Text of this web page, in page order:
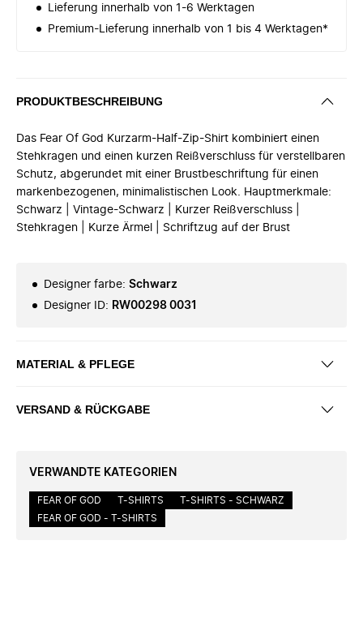
Lieferung innerhalb von 1-6 Werktagen
Premium-Lieferung innerhalb von 1 bis 4 Werktagen*
PRODUKTBESCHREIBUNG
Das Fear Of God Kurzarm-Half-Zip-Shirt kombiniert einen
Stehkragen und einen kurzen Reißverschluss für verstellbaren
Schutz, abgerundet mit einer Brustbeschriftung für einen
markenbezogenen, minimalistischen Look. Hauptmerkmale:
Schwarz | Vintage-Schwarz | Kurzer Reißverschluss |
Stehkragen | Kurze Ärmel | Schriftzug auf der Brust
Designer farbe: Schwarz
Designer ID: RW00298 0031
MATERIAL & PFLEGE
VERSAND & RÜCKGABE
VERWANDTE KATEGORIEN
FEAR OF GOD T-SHIRTS
T-SHIRTS - SCHWARZ
FEAR OF GOD - T-SHIRTS